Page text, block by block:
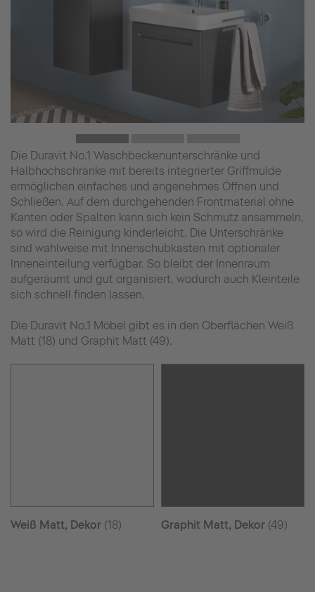
Die Duravit No.1 Waschbeckenunterschränke und
Halbhochschränke mit bereits integrierter Griffmulde
ermöglichen einfaches und angenehmes Öffnen und
Schließen. Auf dem durchgehenden Frontmaterial ohne
Kanten oder Spalten kann sich kein Schmutz ansammeln,
so wird die Reinigung kinderleicht. Die Unterschränke
sind wahlweise mit Innenschubkasten mit optionaler
Inneneinteilung verfügbar. So bleibt der Innenraum
aufgeräumt und gut organisiert, wodurch auch Kleinteile
sich schnell finden lassen.
Die Duravit No.1 Möbel gibt es in den Oberflächen Weiß
Matt (18) und Graphit Matt (49).
Weiß Matt, Dekor (18) Graphit Matt, Dekor (49)